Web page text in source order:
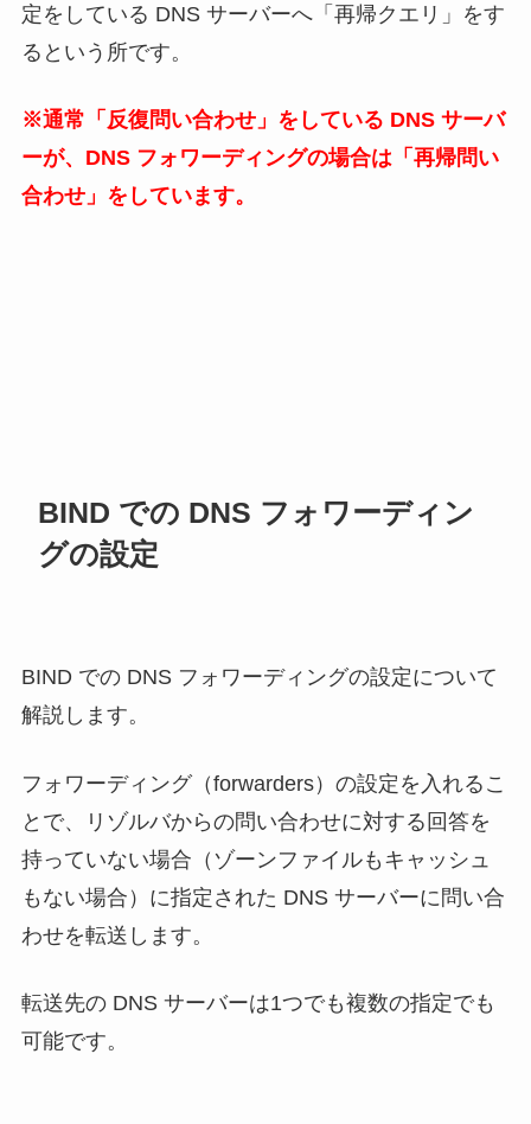
定をしている DNS サーバーへ「再帰クエリ」をす
るという所です。
※通常「反復問い合わせ」をしている DNS サーバ
ーが、DNS フォワーディングの場合は「再帰問い
合わせ」をしています。
BIND での DNS フォワーディン
グの設定
BIND での DNS フォワーディングの設定について
解説します。
フォワーディング（forwarders）の設定を入れるこ
とで、リゾルバからの問い合わせに対する回答を
持っていない場合（ゾーンファイルもキャッシュ
もない場合）に指定された DNS サーバーに問い合
わせを転送します。
転送先の DNS サーバーは1つでも複数の指定でも
可能です。